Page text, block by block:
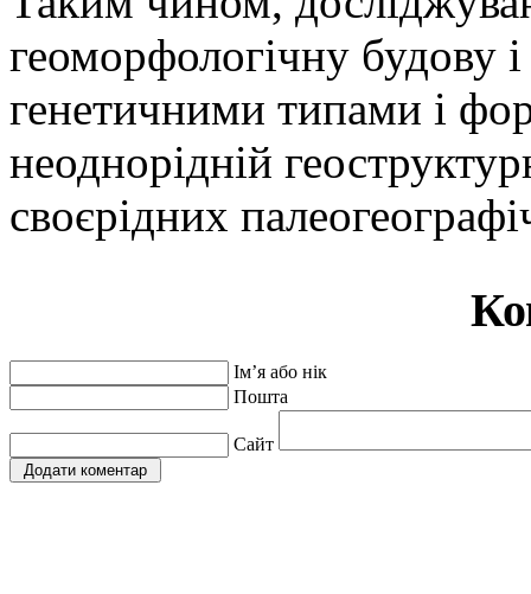
геоморфологічну будову
генетичними типами і
неоднорідній
своєрідних
Ім’я або нік
Пошта
Сайт